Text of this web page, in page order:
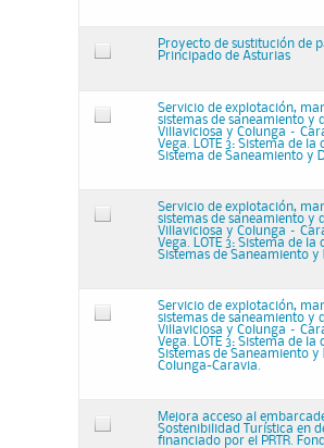
Proyecto de sustitución de
Principado de Asturias
Servicio de explotación,
sistemas de saneamiento y
Villaviciosa y Colunga –
Vega. LOTE 3: Sistema de la
Sistema de Saneamiento y
Servicio de explotación,
sistemas de saneamiento y
Villaviciosa y Colunga –
Vega. LOTE 3: Sistema de la
Sistemas de Saneamiento y
Servicio de explotación,
sistemas de saneamiento y
Villaviciosa y Colunga –
Vega. LOTE 3: Sistema de la
Sistemas de Saneamiento
Colunga-Caravia.
Mejora acceso al
Sostenibilidad Turística en
financiado por el PRTR.